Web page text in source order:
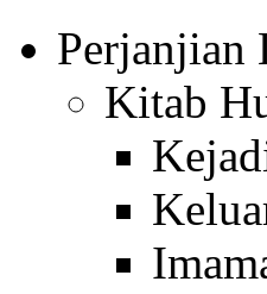
Perjanjian
Kitab